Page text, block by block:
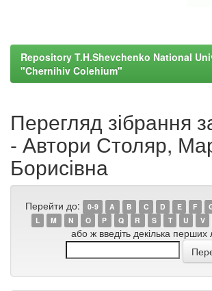
Repository T.H.Shevchenko National
"Chernihiv Colehium"
Перегляд зібрання
- Автори Столяр,
Борисівна
Перейти до: 0-9 A B C D E F
L
M N O P Q R S T U V
або ж введіть декілька перших